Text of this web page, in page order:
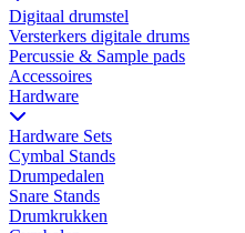
Digitaal drumstel
Versterkers digitale drums
Percussie & Sample pads
Accessoires
Hardware
Hardware Sets
Cymbal Stands
Drumpedalen
Snare Stands
Drumkrukken